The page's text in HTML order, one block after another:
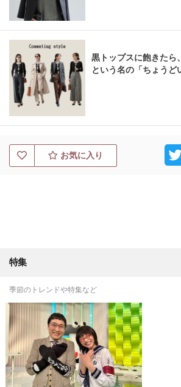
黒トップスに飽きたら
という名の「ちょうど
お気に入り
特集
季節のトレンドや特集など